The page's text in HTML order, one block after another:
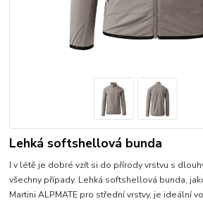
Lehká softshellová bunda
I v létě je dobré vzít si do přírody vrstvu s
všechny případy. Lehká softshellová bunda,
Martini ALPMATE pro střední vrstvy, je ideální